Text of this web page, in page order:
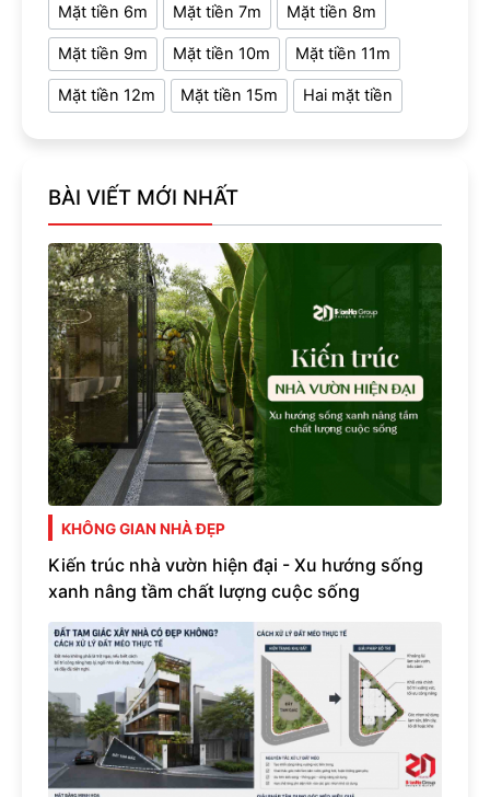
Mặt tiền 6m Mặt tiền 7m Mặt tiền 8m
Mặt tiền 9m Mặt tiền 10m Mặt tiền 11m
Mặt tiền 12m Mặt tiền 15m Hai mặt tiền
BÀI VIẾT MỚI NHẤT
KHÔNG GIAN NHÀ ĐẸP
Kiến trúc nhà vườn hiện đại - Xu hướng sống
xanh nâng tầm chất lượng cuộc sống